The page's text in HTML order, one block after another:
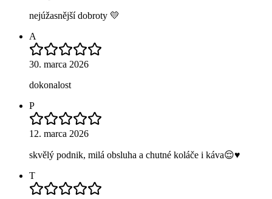
nejúžasnější dobroty 💛
A
30. marca 2026
dokonalost
P
12. marca 2026
skvělý podnik, milá obsluha a chutné koláče i káva😌♥️
T